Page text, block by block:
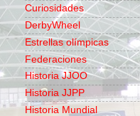
Curiosidades
DerbyWheel
Estrellas olímpicas
Federaciones
Historia JJOO
Historia JJPP
Historia Mundial